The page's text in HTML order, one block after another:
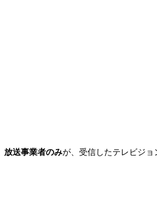
放送事業者のみが、受信したテレビジョ